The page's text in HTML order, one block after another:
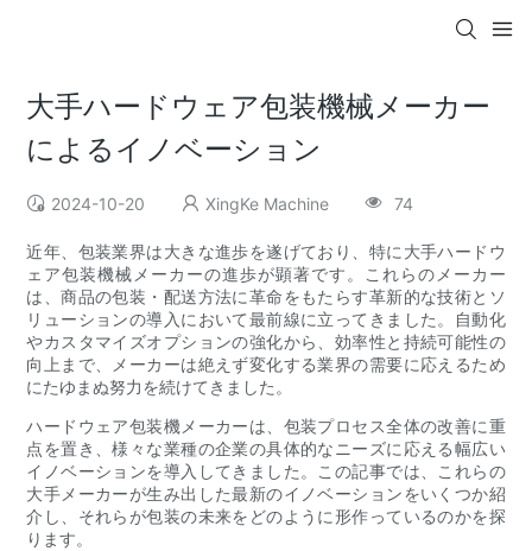
大手ハードウェア包装機械メーカー
によるイノベーション
2024-10-20 XingKe Machine 74
近年、包装業界は大きな進歩を遂げており、特に大手ハードウ
ェア包装機械メーカーの進歩が顕著です。これらのメーカー
は、商品の包装・配送方法に革命をもたらす革新的な技術とソ
リューションの導入において最前線に立ってきました。自動化
やカスタマイズオプションの強化から、効率性と持続可能性の
向上まで、メーカーは絶えず変化する業界の需要に応えるため
にたゆまぬ努力を続けてきました。
ハードウェア包装機メーカーは、包装プロセス全体の改善に重
点を置き、様々な業種の企業の具体的なニーズに応える幅広い
イノベーションを導入してきました。この記事では、これらの
大手メーカーが生み出した最新のイノベーションをいくつか紹
介し、それらが包装の未来をどのように形作っているのかを探
ります。